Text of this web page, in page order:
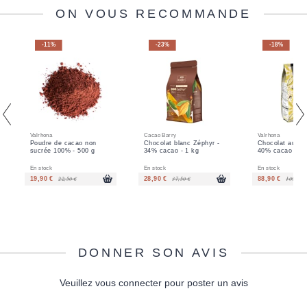
ON VOUS RECOMMANDE
-11%
Valrhona
Poudre de cacao non
sucrée 100% - 500 g
En stock
19,90 € 22,50 €
-23%
Cacao Barry
Chocolat blanc Zéphyr -
34% cacao - 1 kg
En stock
28,90 € 37,50 €
-18%
Valrhona
Chocolat au
40% cacao - 3
En stock
88,90 € 109,00 €
DONNER SON AVIS
Veuillez vous connecter pour poster un avis